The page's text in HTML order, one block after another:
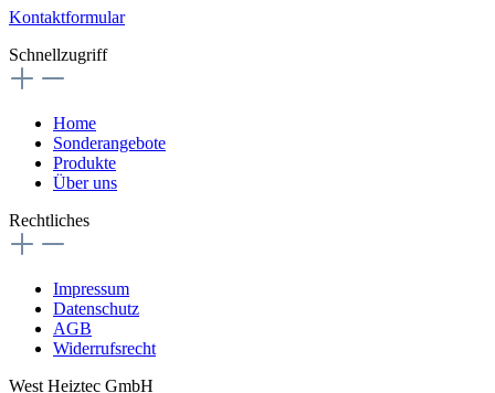
Kontaktformular
Schnellzugriff
Home
Sonderangebote
Produkte
Über uns
Rechtliches
Impressum
Datenschutz
AGB
Widerrufsrecht
West Heiztec GmbH